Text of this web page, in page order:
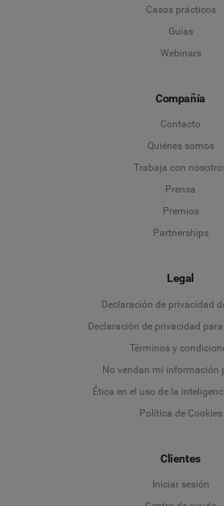
Casos prácticos
Guías
Webinars
Compañía
Contacto
Quiénes somos
Trabaja con
Prensa
Premios
Partnerships
Legal
Declaración de privacidad
Declaración de privacidad
Términos y
No vendan mi información
Ética en el uso de la
Política de Cookies
Clientes
Iniciar sesión